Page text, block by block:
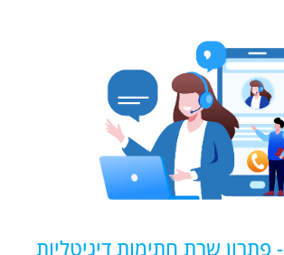
PB eSign - פתרון שרת חתימות דיגיטליות